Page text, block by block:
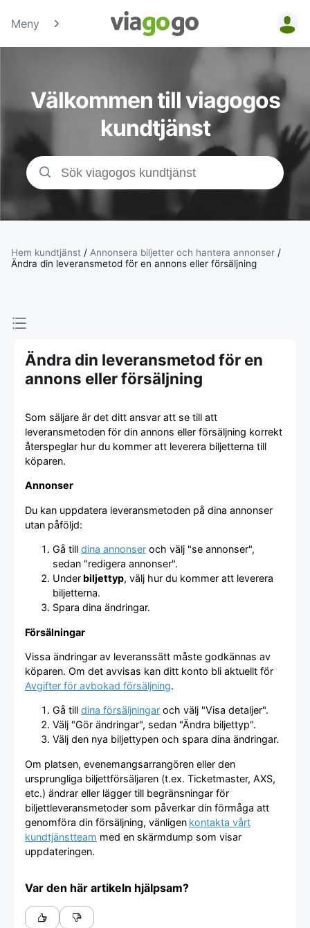
Meny
Biljetter -
Konsert-,
Sport- &amp;
Teaterbiljetter
| viagogo the
Ticket
Marketplace
Välkommen till viagogos
kundtjänst
Hem kundtjänst / Annonsera biljetter och hantera annonser /
Ändra din leveransmetod för en annons eller försäljning
Ändra din leveransmetod för en
annons eller försäljning
Som säljare är det ditt ansvar att se till att
leveransmetoden för din annons eller försäljning korrekt
återspeglar hur du kommer att leverera biljetterna till
köparen.
Annonser
Du kan uppdatera leveransmetoden på dina annonser
utan påföljd:
Gå till dina annonser och välj "se annonser",
sedan "redigera annonser".
Under biljettyp, välj hur du kommer att leverera
biljetterna.
Spara dina ändringar.
Försälningar
Vissa ändringar av leveranssätt måste godkännas av
köparen. Om det avvisas kan ditt konto bli aktuellt för
Avgifter för avbokad försäljning.
Gå till dina försäljningar och välj "Visa detaljer".
Välj "Gör ändringar", sedan "Ändra biljettyp".
Välj den nya biljettypen och spara dina ändringar.
Om platsen, evenemangsarrangören eller den
ursprungliga biljettförsäljaren (t.ex. Ticketmaster, AXS,
etc.) ändrar eller lägger till begränsningar för
biljettleveransmetoder som påverkar din förmåga att
genomföra din försäljning, vänligen kontakta vårt
kundtjänstteam med en skärmdump som visar
uppdateringen.
Var den här artikeln hjälpsam?